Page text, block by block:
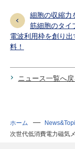
細胞の収縮
筋細胞のタイ
電波利用枠を創り
料！
ニュース一覧へ戻
ホーム
次世代低消費電力磁気